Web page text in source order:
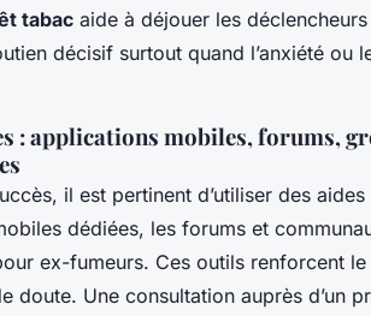
tabac aide à déjouer les
décisif surtout quand l’anxiété ou
: applications mobiles, forums,
il est pertinent d’utiliser des
dédiées, les forums et
ex-fumeurs. Ces outils renforcent
doute. Une consultation auprès d’un